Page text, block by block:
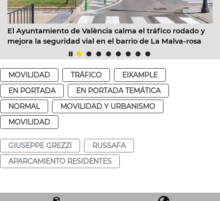
Ayuntamiento de València calma el tráfico rodado y
la seguridad vial en el barrio de La Malva-rosa
MOVILIDAD TRÁFICO
EIXAMPLE
EN PORTADA
EN PORTADA TEMÁTICA
NORMAL
MOVILIDAD Y URBANISMO
MOVILIDAD
GIUSEPPE GREZZI
RUSSAFA
APARCAMIENTO RESIDENTES